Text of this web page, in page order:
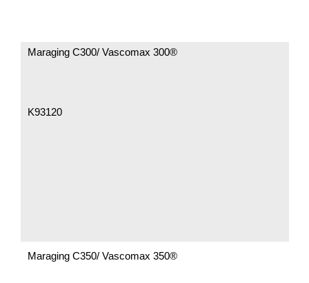
Maraging C300/ Vascomax 300®
K93120
Maraging C350/ Vascomax 350®